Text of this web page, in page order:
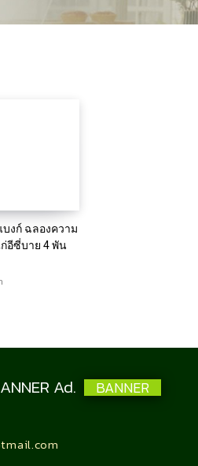
บงก์ ฉลองความ
อีซี่บาย 4 พัน
Ad. BANNER